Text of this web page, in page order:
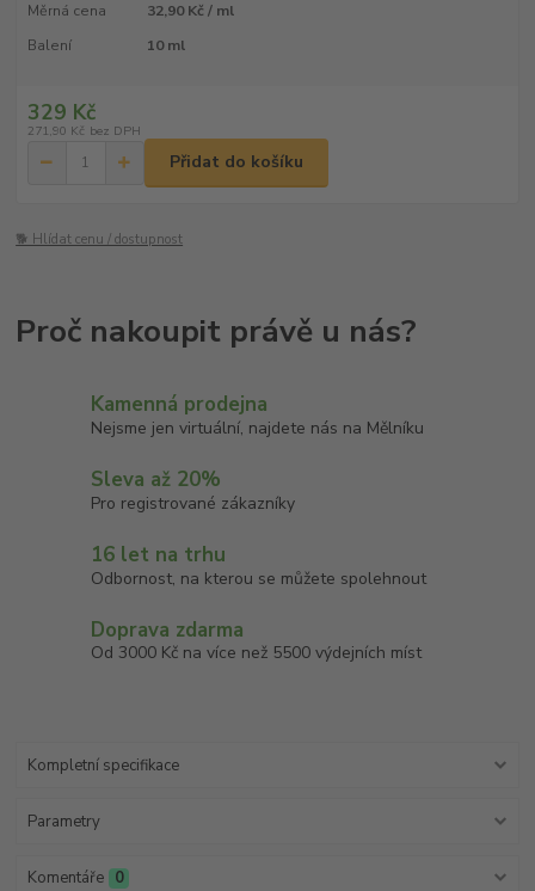
Měrná cena
32,90 Kč / ml
Balení
10 ml
329 Kč
271,90 Kč bez DPH
Přidat do košíku
🐕 Hlídat cenu / dostupnost
Kamenná prodejna
Nejsme jen virtuální, najdete nás na Mělníku
Sleva až 20%
Pro registrované zákazníky
16 let na trhu
Odbornost, na kterou se můžete spolehnout
Doprava zdarma
Od 3000 Kč na více než 5500 výdejních míst
Kompletní specifikace
Parametry
Komentáře 0